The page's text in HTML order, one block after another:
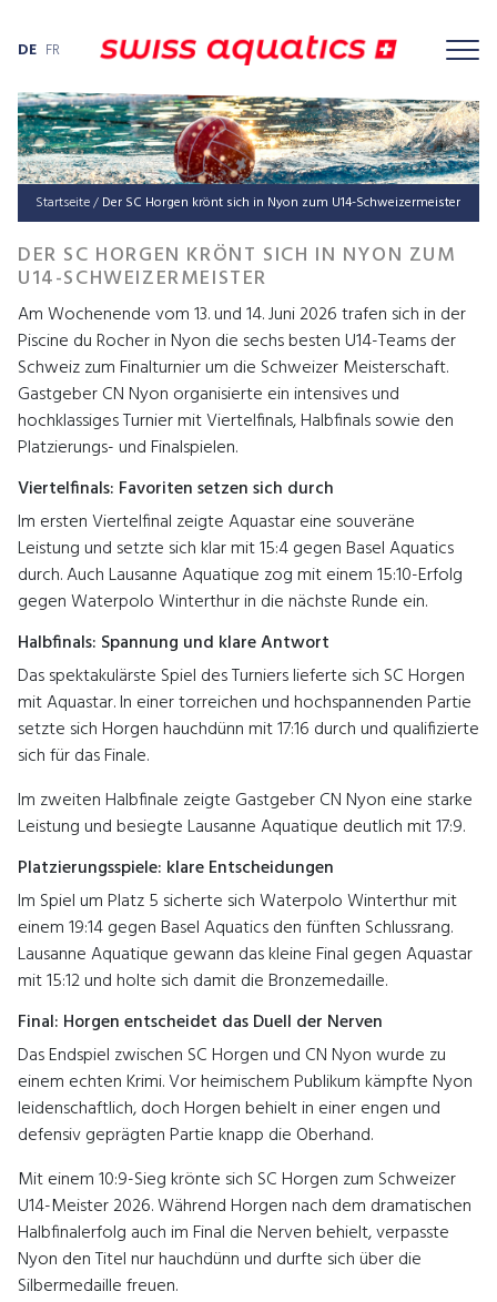
DE FR
Startseite/ Der SC Horgen krönt sich in Nyon zum U14-Schweizermeister
DER SC HORGEN KRÖNT SICH IN NYON ZUM
U14-SCHWEIZERMEISTER
Am Wochenende vom 13. und 14. Juni 2026 trafen sich in der
Piscine du Rocher in Nyon die sechs besten U14-Teams der
Schweiz zum Finalturnier um die Schweizer Meisterschaft.
GastgeberCN Nyon organisierte ein intensives und
hochklassiges Turnier mit Viertelfinals, Halbfinals sowie den
Platzierungs- und Finalspielen.
Viertelfinals: Favoriten setzen sich durch
Im ersten Viertelfinal zeigteAquastareine souveräne
Leistung und setzte sich klar mit 15:4 gegenBasel Aquatics
durch. AuchLausanne Aquatique zog mit einem 15:10-Erfolg
gegenWaterpolo Winterthurin die nächste Runde ein.
Halbfinals: Spannung und klare Antwort
Das spektakulärste Spiel des Turniers lieferte sich SC Horgen
mit Aquastar. In einer torreichen und hochspannenden Partie
setzte sich Horgen hauchdünn mit 17:16 durch und qualifizierte
sich für das Finale.
Im zweiten Halbfinale zeigte GastgeberCN Nyon eine starke
Leistung und besiegte Lausanne Aquatique deutlich mit 17:9.
Platzierungsspiele: klare Entscheidungen
Im Spiel um Platz 5 sicherte sich Waterpolo Winterthur mit
einem 19:14 gegen Basel Aquatics den fünften Schlussrang.
Lausanne Aquatique gewann das kleine Final gegen Aquastar
mit 15:12 und holte sich damit die Bronzemedaille.
Final: Horgen entscheidet das Duell der Nerven
Das Endspiel zwischen SC Horgen und CN Nyon wurde zu
einem echten Krimi. Vor heimischem Publikum kämpfte Nyon
leidenschaftlich, doch Horgen behielt in einer engen und
defensiv geprägten Partie knapp die Oberhand.
Mit einem 10:9-Sieg krönte sich SC Horgen zum Schweizer
U14-Meister 2026. Während Horgen nach dem dramatischen
Halbfinalerfolg auch im Final die Nerven behielt, verpasste
Nyon den Titel nur hauchdünn und durfte sich über die
Silbermedaille freuen.